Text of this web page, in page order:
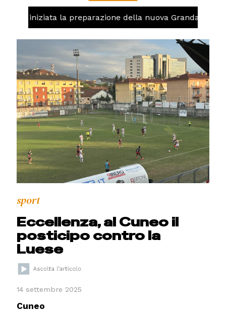
iniziata la preparazione della nuova Granda Volley
sport
Eccellenza, al Cuneo il
posticipo contro la
Luese
14 settembre 2025
Cuneo